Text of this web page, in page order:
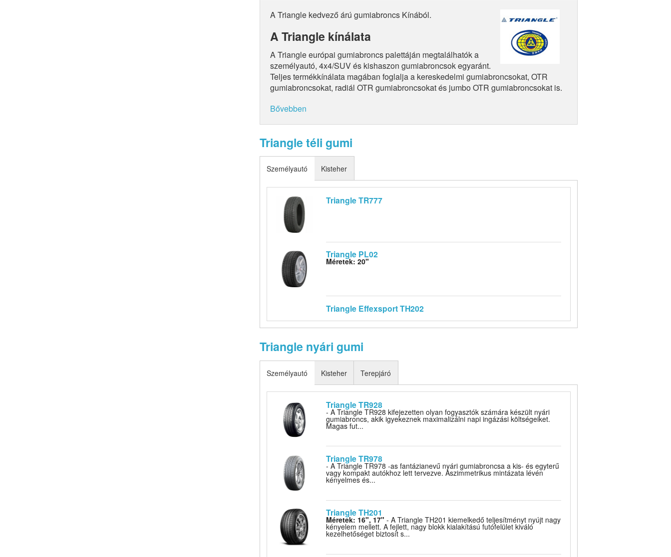
A Triangle kedvező árú gumiabroncs Kínából.
A Triangle kínálata
A Triangle európai gumiabroncs palettáján megtalálhatók a
személyautó, 4x4/SUV és kishaszon gumiabroncsok egyaránt.
Teljes termékkínálata magában foglalja a kereskedelmi gumiabroncsokat, OTR
gumiabroncsokat, radiál OTR gumiabroncsokat és jumbo OTR gumiabroncsokat is.
Bővebben
Triangle téli gumi
Személyautó
Triangle TR777
Triangle PL02
Méretek: 20"
Triangle Effexsport TH202
Kisteher
Triangle nyári gumi
Személyautó
Triangle TR928
- A Triangle TR928 kifejezetten olyan fogyasztók számára készült nyári
gumiabroncs, akik igyekeznek maximalizálni napi ingázási költségeiket.
Magas fut...
Triangle TR978
- A Triangle TR978 -as fantázianevű nyári gumiabroncsa a kis- és egyterű
vagy kompakt autókhoz lett tervezve. Aszimmetrikus mintázata lévén
kényelmes és...
Triangle TH201
Méretek: 16", 17" - A Triangle TH201 kiemelkedő teljesítményt nyújt nagy
kényelem mellett. A fejlett, nagy blokk kialakítású futófelület kiváló
kezelhetőséget biztosít s...
Kisteher Terepjáró